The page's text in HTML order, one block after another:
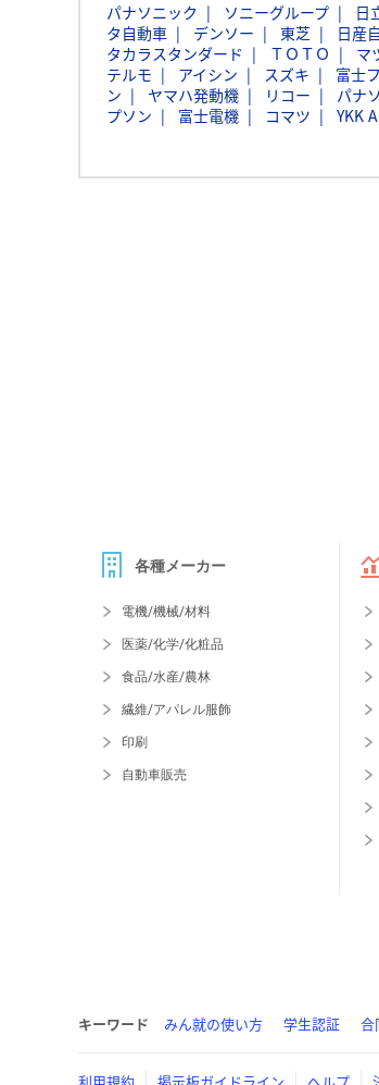
パナソニック ソニーグループ 日
タ自動車
デンソー 東芝 日産
タカラスタンダード
ＴＯＴＯ マ
テルモ
アイシン スズキ 富士
ン
ヤマハ発動機 リコー パナ
プソン
富士電機 コマツ YKK
各種メーカー
電機/機械/材料
医薬/化学/化粧品
食品/水産/農林
繊維/アパレル服飾
印刷
自動車販売
キーワード みん就の使い方 学生認証 合